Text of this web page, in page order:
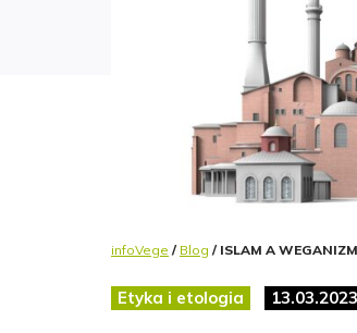
infoVege / Blog / ISLAM A
Etyka i etologia 13.03.2023